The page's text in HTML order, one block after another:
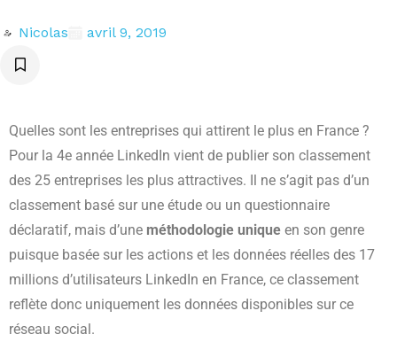
Nicolas avril 9, 2019
Quelles sont les entreprises qui attirent le plus en France ?
Pour la 4e année LinkedIn vient de publier son classement
des 25 entreprises les plus attractives. Il ne s’agit pas d’un
classement basé sur une étude ou un questionnaire
déclaratif, mais d’une méthodologie unique en son genre
puisque basée sur les actions et les données réelles des 17
millions d’utilisateurs LinkedIn en France, ce classement
reflète donc uniquement les données disponibles sur ce
réseau social.